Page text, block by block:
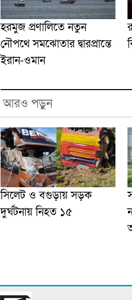
হরমুজ প্রণালিতে নতুন
নৌপথে সমঝোতার দ্বারপ্রান্তে
ইরান-ওমান
আরও পড়ুন
সিলেট ও বগুড়ায় সড়ক
দুর্ঘটনায় নিহত ১৫